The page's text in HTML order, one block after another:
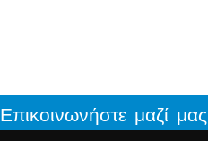
Επικοινωνήστε μαζί μας